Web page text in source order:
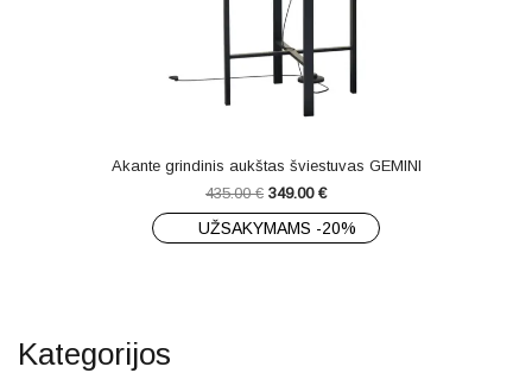
Akante grindinis aukštas šviestuvas GEMINI
435.00€ 349.00 €
UŽSAKYMAMS -20%
Kategorijos